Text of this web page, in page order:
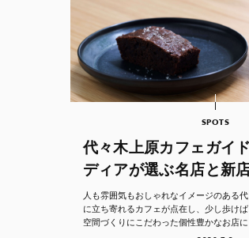
SPOTS
代々木上原カフェガイ
ディアが選ぶ名店と新
人も雰囲気もおしゃれなイメージのある
に立ち寄れるカフェが点在し、少し歩けば
空間づくりにこだわった個性豊かなお店